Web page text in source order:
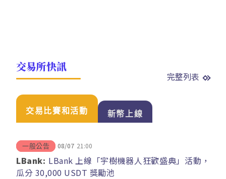
交易所快訊
完整列表
交易比賽和活動 新幣上線
一般公告 08/07 21:00
LBank: LBank 上線「宇樹機器人狂歡盛典」活動，
瓜分 30,000 USDT 獎勵池